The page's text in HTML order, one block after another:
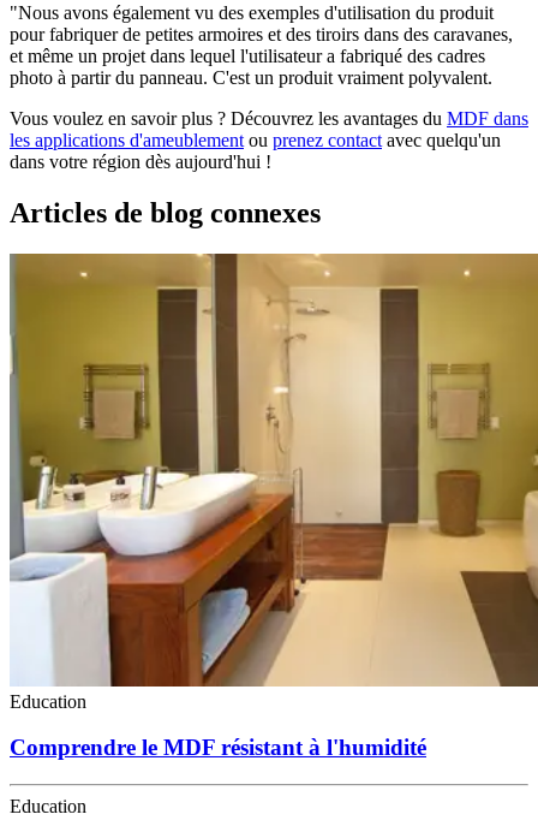
"Nous avons également vu des exemples d'utilisation du produit
pour fabriquer de petites armoires et des tiroirs dans des caravanes,
et même un projet dans lequel l'utilisateur a fabriqué des cadres
photo à partir du panneau. C'est un produit vraiment polyvalent.
Vous voulez en savoir plus ? Découvrez les avantages du MDF dans
les applications d'ameublement ou prenez contact avec quelqu'un
dans votre région dès aujourd'hui !
Articles de blog connexes
Education
Comprendre le MDF résistant à l'humidité
Education